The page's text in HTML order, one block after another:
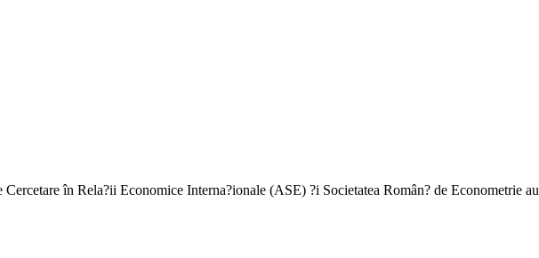
în Rela?ii Economice Interna?ionale (ASE) ?i Societatea Român? de Econometrie au